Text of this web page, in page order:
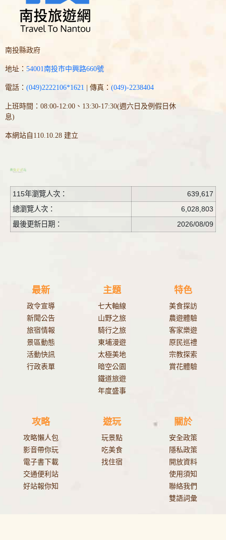
南投縣政府
地址： 54001南投市中興路660號
電話： (049)2222106*1621 | 傳真： (049)-2238404
上班時間：08:00-12:00、13:30-17:30(週六日及例假日休
息)
本網站自110.10.28 建立
115年瀏覽人次：
639,617
總瀏覽人次：
6,028,803
最後更新日期：
2026/08/09
最新
政令宣導
新聞公告
旅宿情報
景區動態
活動快訊
行政表單
主題
七大軸線
山野之旅
騎行之旅
東埔漫遊
太極美地
暗空公園
鐵道旅遊
年度盛事
特色
美食探訪
農遊體驗
客家樂遊
原民巡禮
宗教探索
賞花體驗
攻略
攻略懶人包
影音帶你玩
電子書下載
交通便利站
好站報你知
遊玩
玩景點
吃美食
找住宿
關於
安全政策
隱私政策
開放資料
使用須知
聯絡我們
雙語詞彙